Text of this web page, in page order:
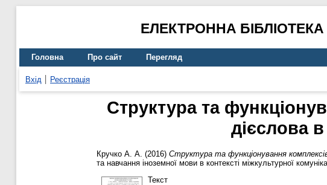
ЕЛЕКТРОННА
Головна Про сайт Перегляд
Вхід Реєстрація
Структура та
дієслова в
Кручко А. А. (2016) Структура та функціонування
та навчання іноземної мови в контексті міжкультурної
Текст